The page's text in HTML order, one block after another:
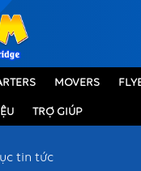
MOVERS
TRỢ GIÚP
tin tức